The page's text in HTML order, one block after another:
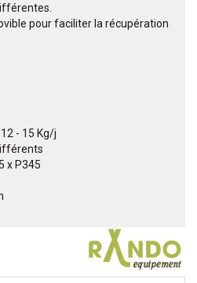
pour faciliter la récupération
- 15 Kg/j
x P345